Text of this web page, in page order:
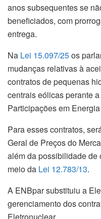
anos subsequentes se
beneficiados, com
entrega.
Na Lei 15.097/25os
mudanças relativas à
contratos de pequenas
centrais eólicas perante
Participações em
Para esses contratos,
Geral de Preços do
além da possibilidade de
meio da Lei 12.783/13.
A ENBpar substituiu a
gerenciamento dos